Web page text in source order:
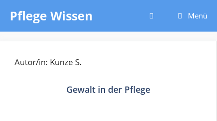
Inhalt
springen
Pflege Wissen Menü
Autor/in: Kunze S.
Gewalt in der Pflege